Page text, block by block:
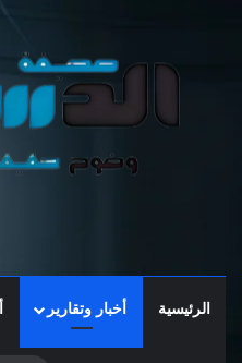
الرئيسية أخبار وتقارير